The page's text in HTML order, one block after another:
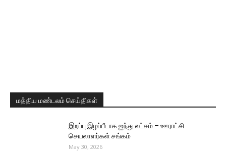
மத்திய மண்டலம் செய்திகள்
இறப்பு இழப்பீடாக ஐந்து லட்சம் – ஊராட்சி
செயலாளர்கள் சங்கம்
May 30, 2026